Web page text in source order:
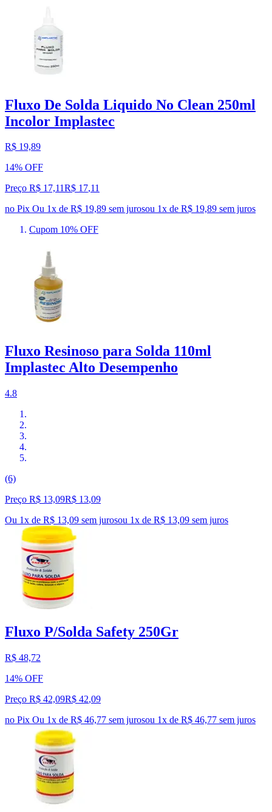
Fluxo De Solda Liquido No Clean 250ml
Incolor Implastec
R$ 19,89
14% OFF
Preço R$ 17,11R$ 17,11
no Pix Ou 1x de R$ 19,89 sem jurosou 1x de R$ 19,89 sem juros
Cupom 10% OFF
Fluxo Resinoso para Solda 110ml
Implastec Alto Desempenho
4.8
(6)
Preço R$ 13,09R$ 13,09
Ou 1x de R$ 13,09 sem jurosou 1x de R$ 13,09 sem juros
Fluxo P/Solda Safety 250Gr
R$ 48,72
14% OFF
Preço R$ 42,09R$ 42,09
no Pix Ou 1x de R$ 46,77 sem jurosou 1x de R$ 46,77 sem juros